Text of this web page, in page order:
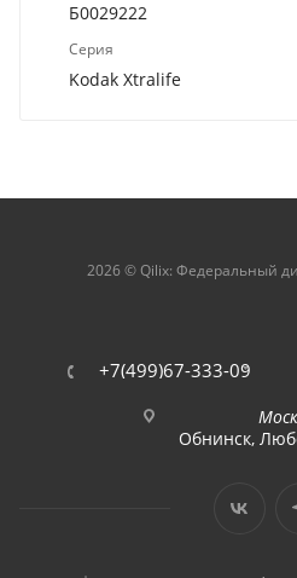
Б0029222
Серия
Kodak Xtralife
2026 © Qilix: Федеральный
+7(499)67-333-09
Обнинск,